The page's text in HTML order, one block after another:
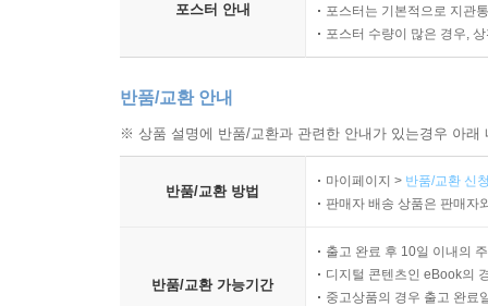
포스터 안내
포스터는 기본적으로 지관
포스터 수량이 많은 경우,
반품/교환 안내
※ 상품 설명에 반품/교환과 관련한 안내가 있는경우 아
반품/교환 방법
마이페이지 > 반품/교환 신
판매자 배송 상품은 판매자
반품/교환 가능기간
출고 완료 후 10일 이내의
디지털 콘텐츠인 eBook의
중고상품의 경우 출고 완료